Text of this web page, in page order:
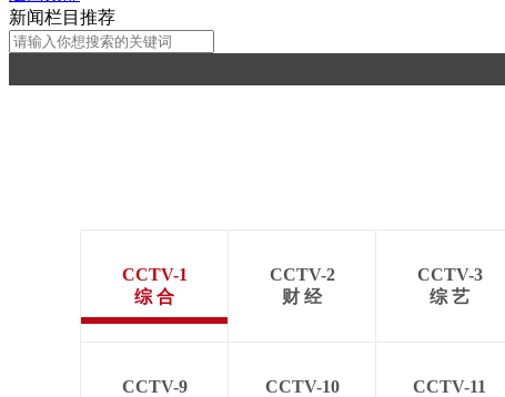
VIP会员 CCTV奥林匹克频道
财经 教育 乡村振兴 生态环境 一带一路
CCTV.节目官网 直播 节目单 栏目 片库
新闻栏目推荐
CCTV-1
综 合
CCTV-2
财 经
CCTV-3
综 艺
CCTV-9
CCTV-10
CCTV-11